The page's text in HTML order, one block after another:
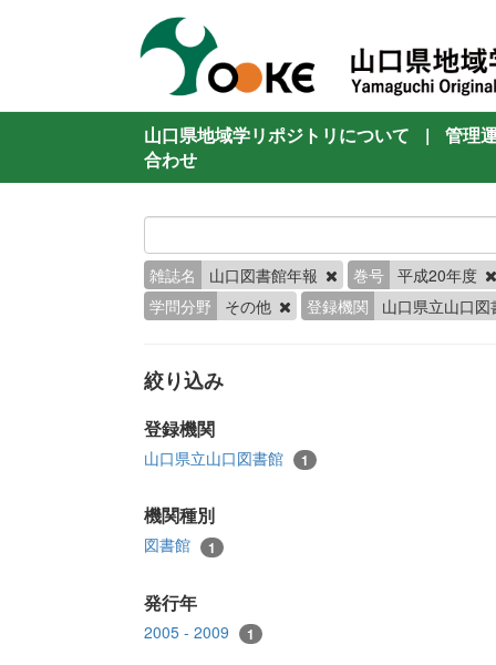
山口県地域学リポジトリについて |
管理
合わせ
雑誌名 山口図書館年報 巻号 平成20年度
学問分野
その他 登録機関 山口県立山口
絞り込み
登録機関
山口県立山口図書館 1
機関種別
図書館 1
発行年
2005 - 2009 1